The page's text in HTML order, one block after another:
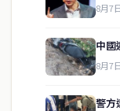
8月7
中國
8月7
警方